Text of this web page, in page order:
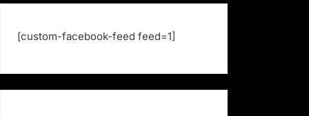
[custom-facebook-feed feed=1]